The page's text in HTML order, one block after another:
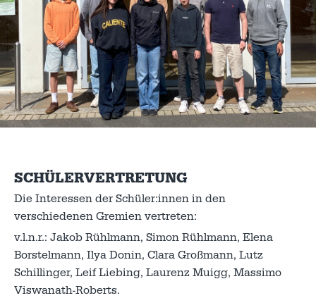
SCHÜLERVERTRETUNG
Die Interessen der Schüler:innen in den
verschiedenen Gremien vertreten:
v.l.n.r.: Jakob Rühlmann, Simon Rühlmann, Elena
Borstelmann, Ilya Donin, Clara Großmann, Lutz
Schillinger, Leif Liebing, Laurenz Muigg, Massimo
Viswanath-Roberts.